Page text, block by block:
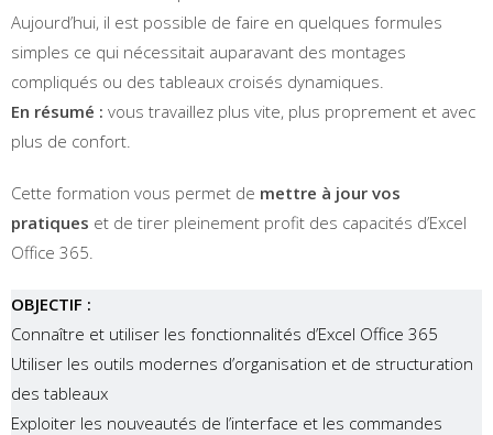
Aujourd’hui, il est possible de faire en quelques formules
simples ce qui nécessitait auparavant des montages
compliqués ou des tableaux croisés dynamiques.
En résumé : vous travaillez plus vite, plus proprement et avec
plus de confort.
Cette formation vous permet de mettre à jour vos
pratiques et de tirer pleinement profit des capacités d’Excel
Office 365.
OBJECTIF :
Connaître et utiliser les fonctionnalités d’Excel Office 365
Utiliser les outils modernes d’organisation et de structuration
des tableaux
Exploiter les nouveautés de l’interface et les commandes